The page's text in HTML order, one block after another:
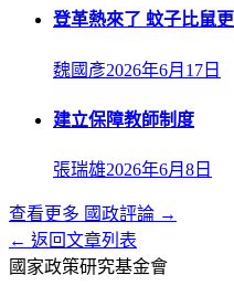
登革熱來了 蚊子比鼠
魏國彥2026年6月17日
建立保障教師制度
張瑞雄2026年6月8日
查看更多 國政評論 →
← 返回文章列表
國家政策研究基金會